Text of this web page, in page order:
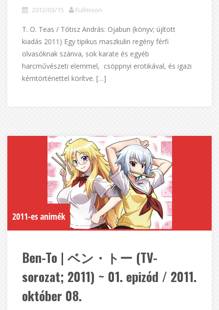
2012/03/15 Fullmoon
T. O. Teas / Tótisz András: Ojabun (könyv; újított
kiadás 2011) Egy tipikus maszkulin regény férfi
olvasóknak szánva, sok karate és egyéb
harcművészeti elemmel, csöppnyi erotikával, és igazi
kémtörténettel körítve. […]
2011-es animék
Ben-To | ベン・トー (TV-
sorozat; 2011) ~ 01. epizód / 2011.
október 08.